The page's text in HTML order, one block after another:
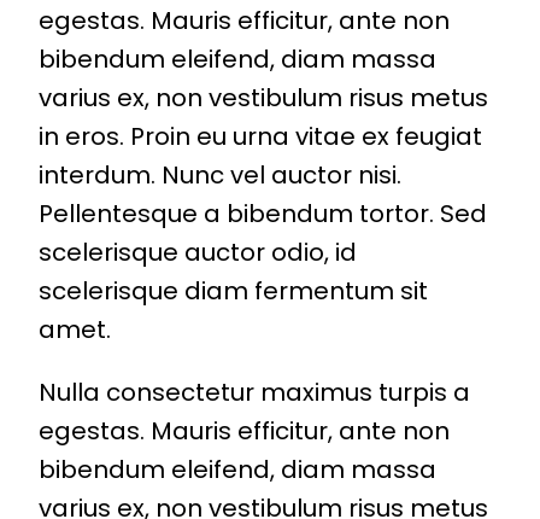
egestas. Mauris efficitur, ante non
bibendum eleifend, diam massa
varius ex, non vestibulum risus metus
in eros. Proin eu urna vitae ex feugiat
interdum. Nunc vel auctor nisi.
Pellentesque a bibendum tortor. Sed
scelerisque auctor odio, id
scelerisque diam fermentum sit
amet.
Nulla consectetur maximus turpis a
egestas. Mauris efficitur, ante non
bibendum eleifend, diam massa
varius ex, non vestibulum risus metus